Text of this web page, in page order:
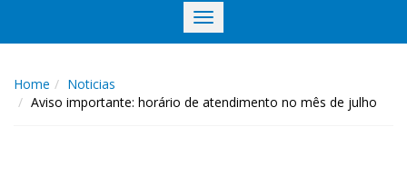
Toggle
navigation
Home
Noticias
Aviso importante: horário de atendimento no mês de julho